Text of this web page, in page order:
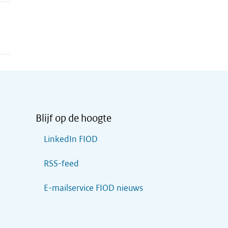
Blijf op de hoogte
LinkedIn FIOD
RSS-feed
E-mailservice FIOD nieuws